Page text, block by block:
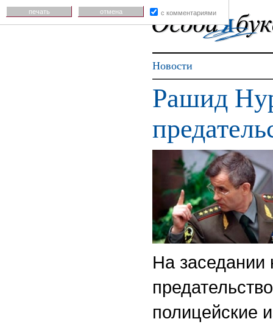
Новости
Рашид
На заседании
полицейские
печать отмена с комментариями